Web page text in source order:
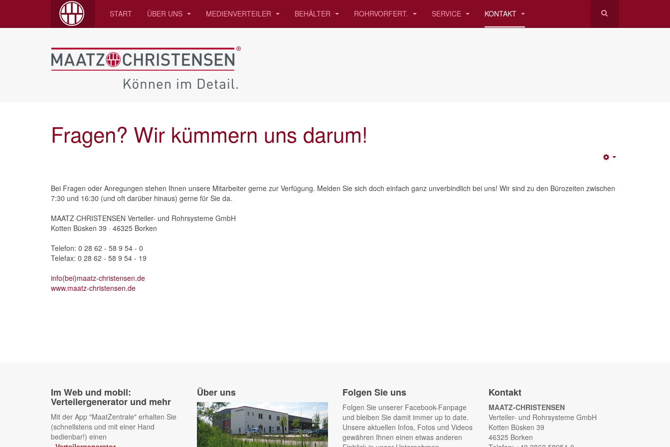
START ÜBER UNS MEDIENVERTEILER BEHÄLTER ROHRVORFERT. SERVICE KONTAKT
Fragen? Wir kümmern uns darum!
Bei Fragen oder Anregungen stehen Ihnen unsere Mitarbeiter gerne zur Verfügung. Melden Sie sich doch einfach ganz unverbindlich bei uns! Wir sind zu den Bürozeiten zwischen
7:30 und 16:30 (und oft darüber hinaus) gerne für Sie da.
MAATZ·CHRISTENSEN Verteiler- und Rohrsysteme GmbH
Kotten Büsken 39 · 46325 Borken
Telefon: 0 28 62 - 58 9 54 - 0
Telefax: 0 28 62 - 58 9 54 - 19
info(bei)maatz-christensen.de
www.maatz-christensen.de
Im Web und mobil:
Verteilergenerator und mehr
Mit der App "MaatZentrale" erhalten Sie
(schnellstens und mit einer Hand
bedienbar!) einen
Über uns Folgen Sie uns
Folgen Sie unserer Facebook-Fanpage
und bleiben Sie damit immer up to date.
Unsere aktuellen Infos, Fotos und Videos
gewähren Ihnen einen etwas anderen
Kontakt
MAATZ-CHRISTENSEN
Verteiler- und Rohrsysteme GmbH
Kotten Büsken 39
46325 Borken